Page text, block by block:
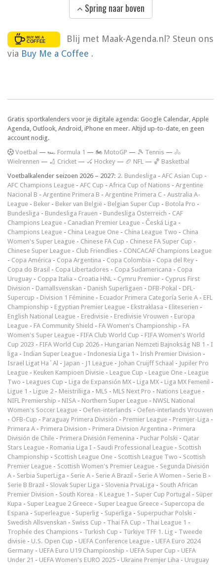
Spring naar boven
Blij met Maak-Agenda.nl? Steun ons
via Buy Me a Coffee .
Gratis sportkalenders voor je digitale agenda: Google Calendar, Apple
Agenda, Outlook, Android, iPhone en meer. Altijd up-to-date, en geen
account nodig.
Voetbal — 🏎️ Formula 1 — 🏍 MotoGP — 🎾 Tennis — 🚴
Wielrennen — 🏏 Cricket — 🏑 Hockey — 🏈 NFL — 🏀 Basketbal
Voetbalkalender seizoen 2026 – 2027: 2. Bundesliga - AFC Asian Cup -
AFC Champions League - AFC Cup - Africa Cup of Nations - Argentine
Nacional B - Argentine Primera B - Argentine Primera C - Australia A-
League - Beker - Beker van België - Belgian Super Cup - Botola Pro -
Bundesliga - Bundesliga Frauen - Bundesliga Österreich - CAF
Champions League - Canadian Premier League - Česká Liga -
Champions League - China League One - China League Two - China
Women's Super League - Chinese FA Cup - Chinese FA Super Cup -
Chinese Super League - Club Friendlies - CONCACAF Champions League
- Copa América - Copa Argentina - Copa Colombia - Copa del Rey -
Copa do Brasil - Copa Libertadores - Copa Sudamericana - Copa
Uruguay - Coppa Italia - Croatia HNL - Cymru Premier - Cyprus First
Division - Damallsvenskan - Danish Superligaen - DFB-Pokal - DFL-
Supercup - Division 1 Féminine - Ecuador Primera Categoría Serie A - EFL
Championship - Egyptian Premier League - Ekstraklasa - Eliteserien -
English National League - Eredivisie - Eredivisie Vrouwen - Europa
League - FA Community Shield - FA Women's Championship - FA
Women's Super League - FIFA Club World Cup - FIFA Women's World
Cup 2023 - FIFA World Cup 2026 - Hungarian Nemzeti Bajnokság NB 1 - I
liga - Indian Super League - Indonesia Liga 1 - Irish Premier Division -
Israel Ligat Ha`Al - Japan - J1 League - Johan Cruijff Schaal - Jupiler Pro
League - Keuken Kampioen Divisie - League Cup - League One - League
Two - Leagues Cup - Liga de Expansión MX - Liga MX - Liga MX Femenil -
Ligue 1 - Ligue 2 - Meistriliiga - MLS - MLS Next Pro - Nations League -
NIFL Premiership - NISA - Northern Super League - NWSL National
Women's Soccer League - Oefen-interlands - Oefen-interlands Vrouwen
- ÖFB-Cup - Paraguay Primera División - Premier League - Premjer-Liga -
Primera A - Primera Division - Primera Division Argentina - Primera
División de Chile - Primera División Femenina - Puchar Polski - Qatar
Stars League - Romania Liga I - Saudi Professional League - Scottish
Championship - Scottish League One - Scottish League Two - Scottish
Premier League - Scottish Women's Premier League - Segunda División
A - Serbia SuperLiga - Serie A - Serie A Brazil - Serie A Women - Serie B -
Serie B Brazil - Slovak Super Liga - Slovenia PrvaLiga - South African
Premier Division - South Korea - K League 1 - Super Cup Portugal - Süper
Kupa - Super League 2 Greece - Super League Greece - Supercopa de
Espana - Superleague - Superlig - Superliga - Superpuchar Polski -
Swedish Allsvenskan - Swiss Cup - Thai FA Cup - Thai League 1 -
Trophée des Champions - Turkish Cup - Türkiye TFF 1. Lig - Tweede
divisie - U.S. Open Cup - UEFA Conference League - UEFA Euro 2024
Germany - UEFA Euro U19 Championship - UEFA Super Cup - UEFA
Under 21 - UEFA Women's EURO 2025 - Ukraine Premjer Liha - Uruguay